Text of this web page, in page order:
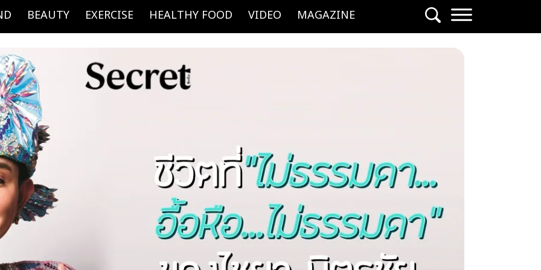
BEAUTY EXERCISE HEALTHY FOOD VIDEO MAGAZINE